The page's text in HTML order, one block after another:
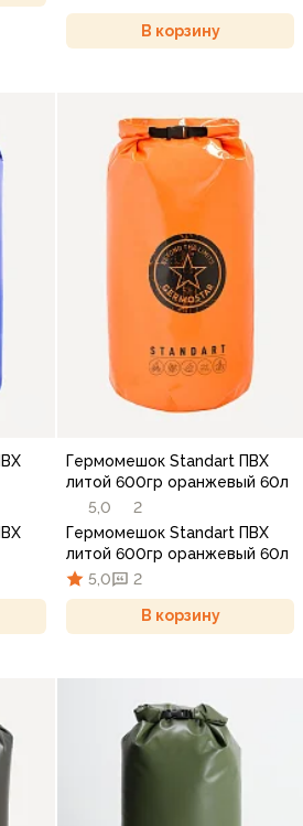
В корзину
Гермомешок Standart ПВХ
литой 600гр оранжевый 60л
5,0
2
Гермомешок Standart ПВХ
литой 600гр оранжевый 60л
5,0
2
В корзину